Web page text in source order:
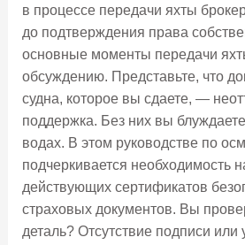
в процессе передачи яхты
до подтверждения права
основные моменты передачи
обсуждению. Представьте, что
судна, которое вы сдаете, —
поддержка. Без них вы
водах. В этом руководстве по
подчеркивается необходимость
действующих сертификатов
страховых документов. Вы
деталь? Отсутствие подписи